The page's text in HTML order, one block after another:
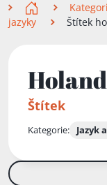
jazyky
Štítek
Štítek
Kategorie: Jazyk